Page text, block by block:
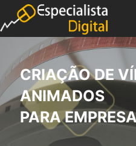
CRIAÇÃO DE
ANIMADOS
PARA